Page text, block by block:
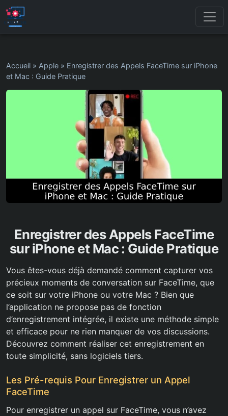
Accueil » Apple » Enregistrer des Appels FaceTime sur iPhone
et Mac : Guide Pratique
Enregistrer des Appels FaceTime
sur iPhone et Mac : Guide Pratique
Vous êtes-vous déjà demandé comment capturer vos
précieux moments de conversation sur FaceTime, que
ce soit sur votre iPhone ou votre Mac ? Bien que
l’application ne propose pas de fonction
d’enregistrement intégrée, il existe une méthode simple
et efficace pour ne rien manquer de vos discussions.
Découvrez comment réaliser cet enregistrement en
toute simplicité, sans logiciels tiers.
Les Pré-requis Pour Enregistrer un Appel
FaceTime
Pour enregistrer un appel sur FaceTime, vous n’avez